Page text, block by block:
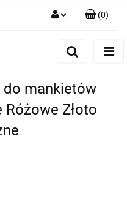
Dodaj zgłoszenie
(0)
do mankietów
Różowe Złoto